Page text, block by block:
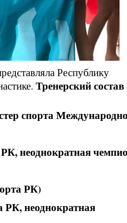
Республику
Тренерский
спорта
неоднократная
РК)
РК, неоднократная